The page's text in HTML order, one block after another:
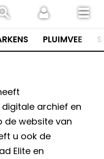
PLUIMVEE
archief en
de website van
u ook de
Elite en